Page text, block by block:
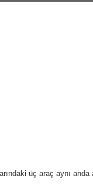
üç araç aynı anda